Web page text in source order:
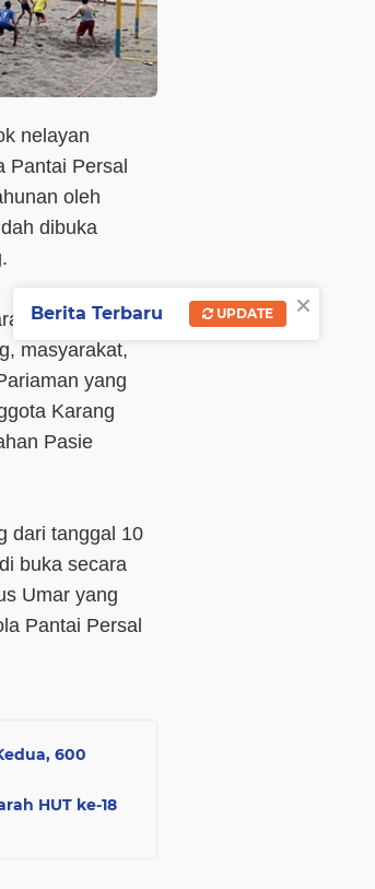
nelayan
Pantai Persal
oleh
dibuka
antar
masyarakat,
yang
Karang
Pasie
dari tanggal 10
buka secara
Umar yang
Pantai Persal
600
HUT ke-18
×
Berita Terbaru UPDATE